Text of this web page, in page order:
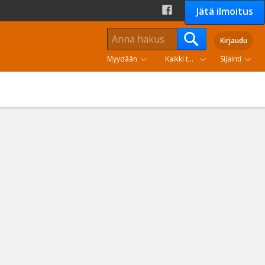
Jätä ilmoitus
Kirjaudu
Myydään
Kaikki tuoteryhmät Sijainti